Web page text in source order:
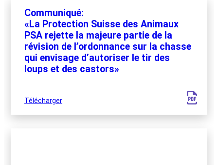
Communiqué:
«La Protection Suisse des Animaux
PSA rejette la majeure partie de la
révision de l’ordonnance sur la chasse
qui envisage d’autoriser le tir des
loups et des castors»
Télécharger